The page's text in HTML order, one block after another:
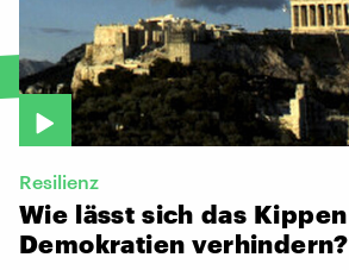
Resilienz
Wie lässt sich das Kippen
Demokratien verhindern?